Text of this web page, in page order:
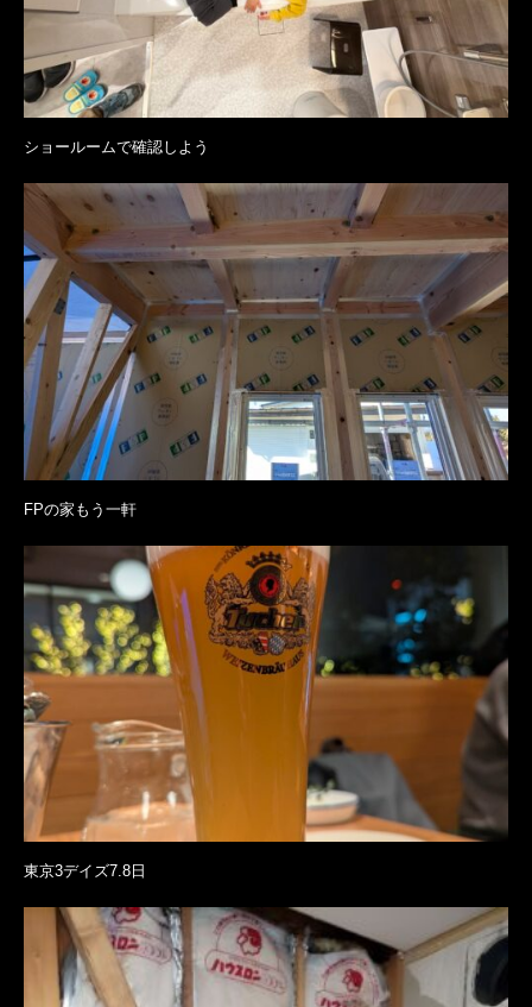
ショールームで確認しよう
FPの家もう一軒
東京3デイズ7.8日